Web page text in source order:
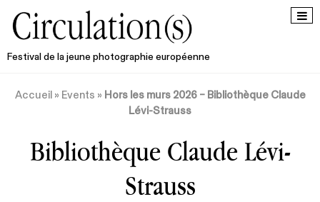
Festival de la jeune photographie européenne
Accueil » Events » Hors les murs 2026 – Bibliothèque Claude
Lévi-Strauss
Bibliothèque Claude Lévi-
Strauss